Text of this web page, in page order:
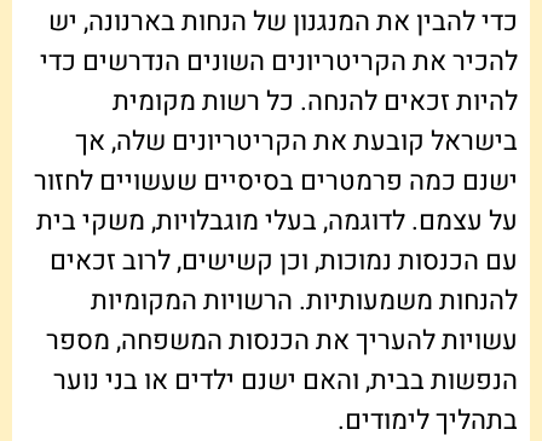
כדי להבין את המנגנון של הנחות בארנונה, יש
להכיר את הקריטריונים השונים הנדרשים כדי
להיות זכאים להנחה. כל רשות מקומית
בישראל קובעת את הקריטריונים שלה, אך
ישנם כמה פרמטרים בסיסיים שעשויים לחזור
על עצמם. לדוגמה, בעלי מוגבלויות, משקי בית
עם הכנסות נמוכות, וכן קשישים, לרוב זכאים
להנחות משמעותיות. הרשויות המקומיות
עשויות להעריך את הכנסות המשפחה, מספר
הנפשות בבית, והאם ישנם ילדים או בני נוער
בתהליך לימודים.